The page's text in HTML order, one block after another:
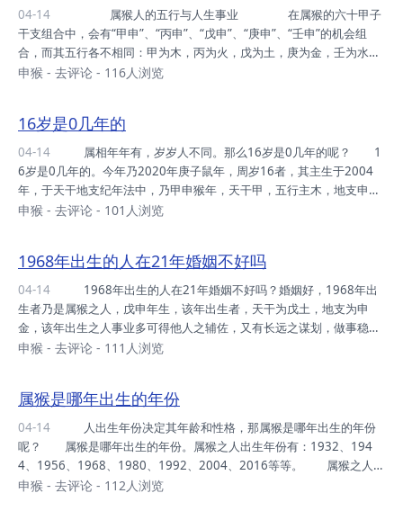
豫不决的时候，他们能抢先下手，而捷足先登。加上他们的生活圈广，
消息灵通，所以，最终总是比他人多出很多致富生财的机会。
不过要提醒他们的是：不要过贪，也不要...
04-14
干支组合中，会有“甲申”、“丙申”、“戊申”、“庚申”、“壬申”的机会组
合，而其五行各不相同：甲为木，丙为火，戊为土，庚为金，壬为水。
因此，甲申年出生的属猴人为“木猴”，丙申年出生的属猴人为“火猴”，
992年出生) 壬申年出生的水猴人，是力争上游，发奋图强，能
包容他人，事业能有大发展的人，若命中有吉星相扶，且学识广，理财
有方，会有很好的际遇，是富贵之命。若命中无吉星相扶，也是有福之
人，...
申猴 - 去评论 - 116人浏览
16岁是0几年的
04-14
6岁是0几年的。今年乃2020年庚子鼠年，周岁16者，其主生于2004
年，于天干地支纪年法中，乃甲申猴年，天干甲，五行主木，地支申
猴，五行主金，而金克木，故而此年出生之人，运势不佳。 此年属
重感情，讲义气，文武双全，自尊心强之，机敏过人，勤奋好学，学富
五车。 16岁属猴之人，自幼出生清贫，祖上之福荫，微薄也。青年
时期，运势坎坷，多劳辛苦，中年时期，运势渐入平稳，事业有进展之
机，子女迟生为佳。若积极进取，...
申猴 - 去评论 - 101人浏览
1968年出生的人在21年婚姻不好吗
04-14
生者乃是属猴之人，戊申年生，该年出生者，天干为戊土，地支为申
金，该年出生之人事业多可得他人之辅佐，又有长远之谋划，做事稳重
者，中年财运上佳。 1968年出生之人在2021年中桃花运良好，与
1年中事业有所作为，女人缘佳。 1968年出生之女人2021年下半
年事业不顺，因金钱之事与异性过多纠缠，则财运更难以之提升，196
8年出生属猴女人多有因异性得财之机遇，奈何财运难以顺遂，多有波
折之征兆，事业中常...
申猴 - 去评论 - 111人浏览
属猴是哪年出生的年份
04-14
呢？ 属猴是哪年出生的年份。属猴之人出生年份有：1932、194
4、1956、1968、1980、1992、2004、2016等等。 属猴之人大
多聪明性巧，有机智，有谋略，然为人善变，耐力不足。心性温柔，为
申猴 - 去评论 - 112人浏览